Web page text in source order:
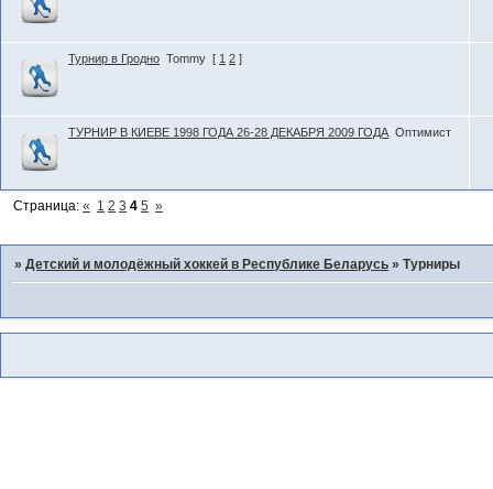
Турнир в Гродно Tommy [ 1 2 ]
ТУРНИР В КИЕВЕ 1998 ГОДА 26-28 ДЕКАБРЯ 2009 ГОДА Оптимист
Страница:« 1 2 3 4 5 »
»Детский и молодёжный хоккей в Республике Беларусь »Турниры